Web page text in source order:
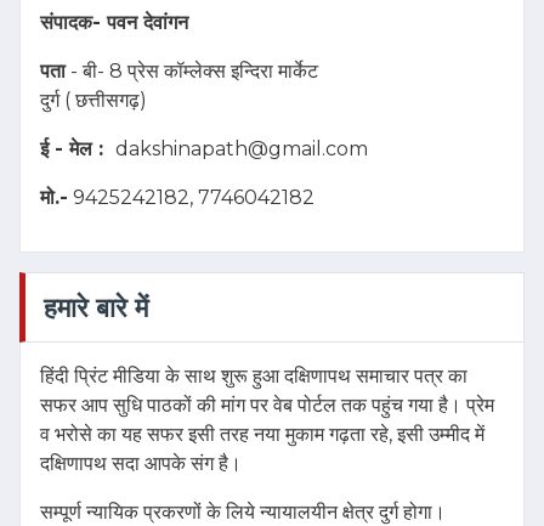
संपादक-पवन देवांगन
पता- बी- 8 प्रेस कॉम्लेक्स इन्दिरा मार्केट
दुर्ग ( छत्तीसगढ़)
ई - मेल : dakshinapath@gmail.com
मो.- 9425242182, 7746042182
हमारे बारे में
हिंदी प्रिंट मीडिया के साथ शुरू हुआ दक्षिणापथ समाचार पत्र का
सफर आप सुधि पाठकों की मांग पर वेब पोर्टल तक पहुंच गया है। प्रेम
व भरोसे का यह सफर इसी तरह नया मुकाम गढ़ता रहे, इसी उम्मीद में
दक्षिणापथ सदा आपके संग है।
सम्पूर्ण न्यायिक प्रकरणों के लिये न्यायालयीन क्षेत्र दुर्ग होगा।